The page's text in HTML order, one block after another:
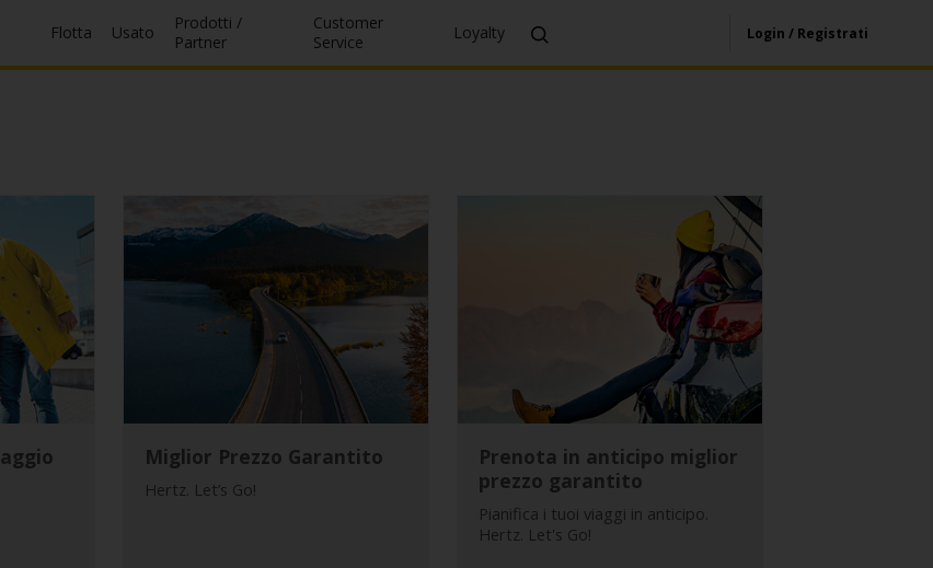
Flotta Usato
Prodotti /
Partner
Customer
Service
Loyalty Login / Registrati
Miglior Prezzo Garantito
Hertz. Let’s Go!
Prenota in anticipo miglior
prezzo garantito
Pianifica i tuoi viaggi in anticipo.
Hertz. Let's Go!